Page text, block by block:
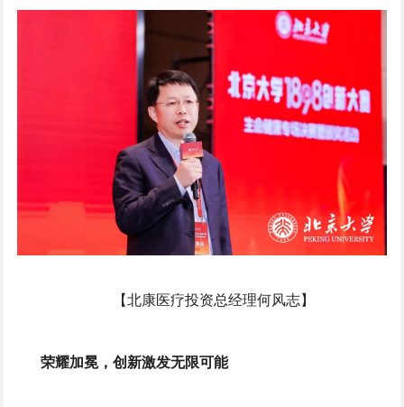
【北康医疗投资总经理何风志】
荣耀加冕，创新激发无限可能